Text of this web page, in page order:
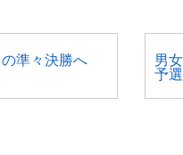
の準々決勝へ
男
予